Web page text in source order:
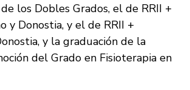
los Dobles Grados, el de RRII +
y Donostia, y el de RRII +
y la graduación de la
del Grado en Fisioterapia en